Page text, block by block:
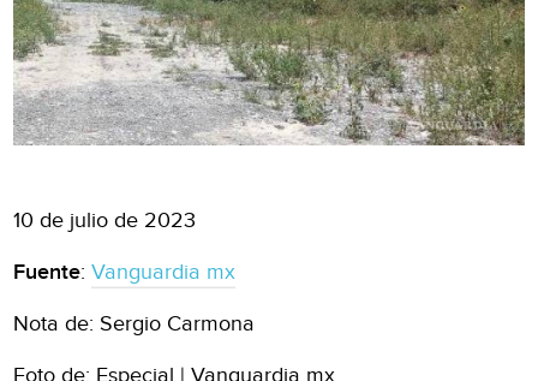
10 de julio de 2023
Fuente:Vanguardia mx
Nota de: Sergio Carmona
Foto de: Especial | Vanguardia mx